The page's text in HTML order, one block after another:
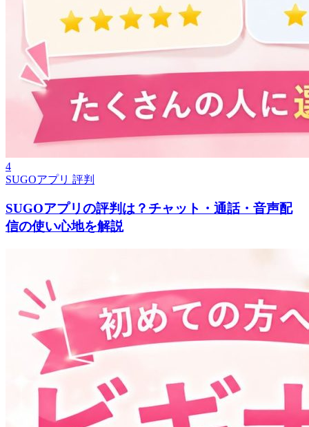
4
SUGOアプリ 評判
SUGOアプリの評判は？チャット・通話・音声配
信の使い心地を解説